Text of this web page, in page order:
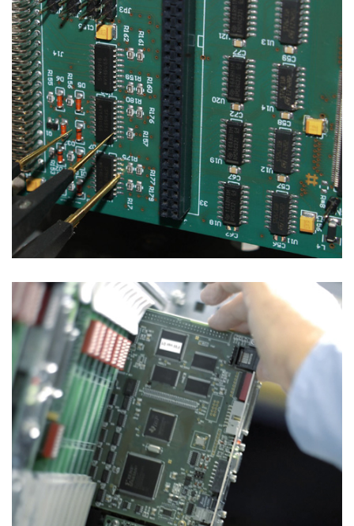
Soluzioni di Collaudo
SISTEMI IN-CIRCUIT E FUNZIONALI
Soluzioni di Collaudo
SISTEMA A LETTO D’AGHI MOBILE PER
PANNELLI